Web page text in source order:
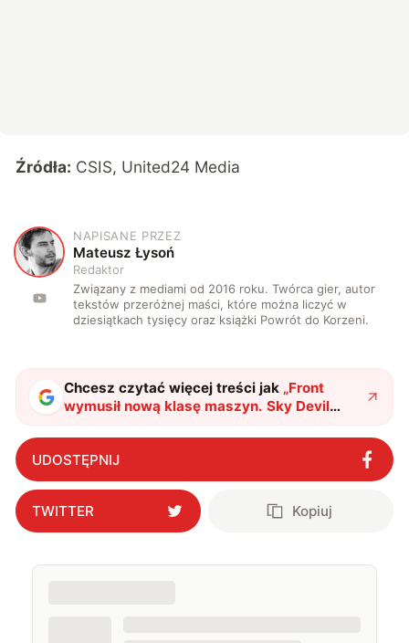
Źródła: CSIS, United24 Media
M
NAPISANE PRZEZ
Mateusz Łysoń
Redaktor
Związany z mediami od 2016 roku. Twórca gier, autor
tekstów przeróżnej maści, które można liczyć w
dziesiątkach tysięcy oraz książki Powrót do Korzeni.
Chcesz czytać więcej treści jak „Front
wymusił nową klasę maszyn. Sky Devil
pokazuje, czego dziś naprawdę potrzebuje
wojsko"?
UDOSTĘPNIJ
TWITTER Kopiuj